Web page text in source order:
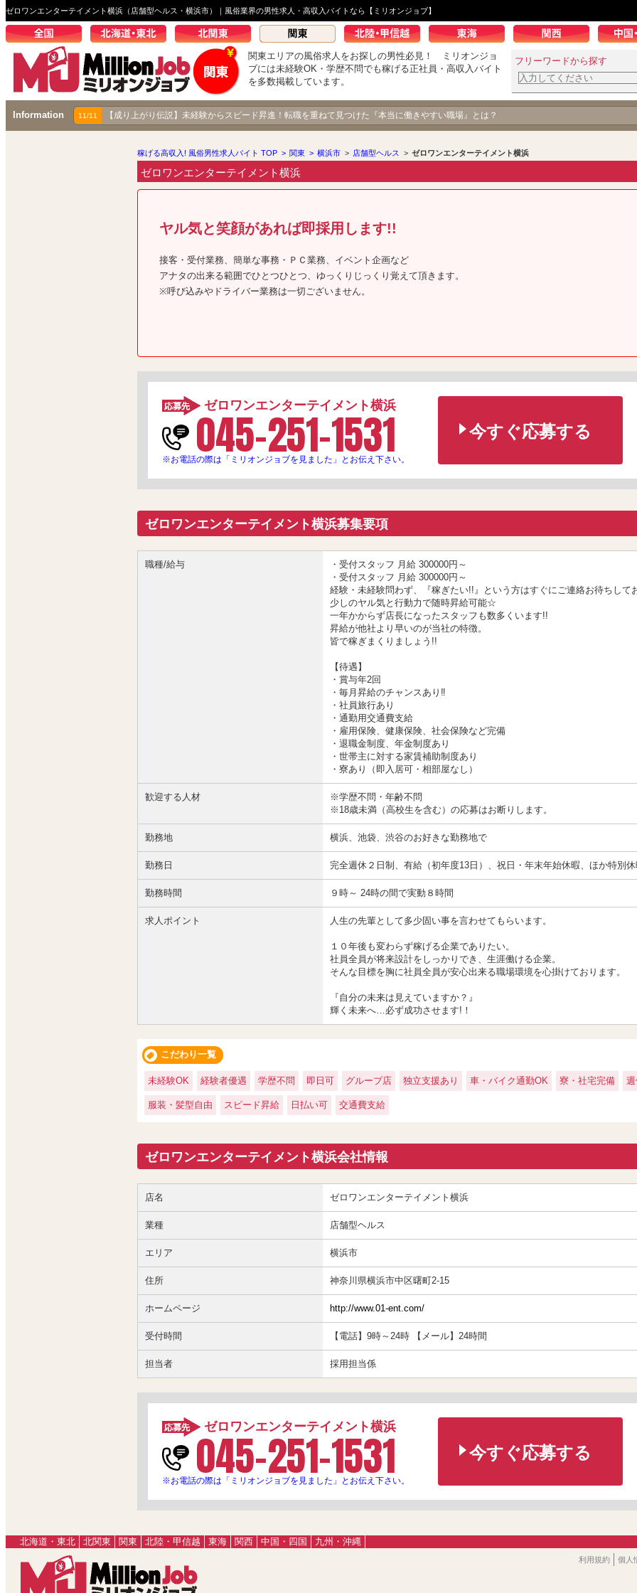
ゼロワンエンターテイメント横浜（店舗型ヘルス・横浜市）｜風俗業界の男性求人・高収入バイトなら【ミリオンジョブ】
関東エリアの風俗求人をお探しの男性必見！ ミリオンジョ
ブには未経験OK・学歴不問でも稼げる正社員・高収入バイト
を多数掲載しています。
フリーワードから探す
Information 11/11 【成り上がり伝説】未経験からスピード昇進！転職を重ねて見つけた『本当に働きやすい職場』とは？
稼げる高収入! 風俗男性求人バイト TOP > 関東 > 横浜市 > 店舗型ヘルス > ゼロワンエンターテイメント横浜
ゼロワンエンターテイメント横浜
ヤル気と笑顔があれば即採用します!!
接客・受付業務、簡単な事務・ＰＣ業務、イベント企画など
アナタの出来る範囲でひとつひとつ、ゆっくりじっくり覚えて頂きます。
※呼び込みやドライバー業務は一切ございません。
ゼロワンエンターテイメント横浜
045-251-1531
※お電話の際は「ミリオンジョブを見ました」とお伝え下さい。
今すぐ応募する
ゼロワンエンターテイメント横浜募集要項
職種/給与
・受付スタッフ 月給 300000円～
・受付スタッフ 月給 300000円～
経験・未経験問わず、『稼ぎたい!!』という方はすぐにご連絡お待ちして
少しのヤル気と行動力で随時昇給可能☆
一年かからず店長になったスタッフも数多くいます!!
昇給が他社より早いのが当社の特徴。
皆で稼ぎまくりましょう!!
【待遇】
・賞与年2回
・毎月昇給のチャンスあり‼
・社員旅行あり
・通勤用交通費支給
・雇用保険、健康保険、社会保険など完備
・退職金制度、年金制度あり
・世帯主に対する家賃補助制度あり
・寮あり（即入居可・相部屋なし）
歓迎する人材
※学歴不問・年齢不問
※18歳未満（高校生を含む）の応募はお断りします。
勤務地 横浜、池袋、渋谷のお好きな勤務地で
勤務日 完全週休２日制、有給（初年度13日）、祝日・年末年始休暇、ほか特別
勤務時間 ９時～ 24時の間で実動８時間
求人ポイント 人生の先輩として多少固い事を言わせてもらいます。
１０年後も変わらず稼げる企業でありたい。
社員全員が将来設計をしっかりでき、生涯働ける企業。
そんな目標を胸に社員全員が安心出来る職場環境を心掛けております。
『自分の未来は見えていますか？』
輝く未来へ…必ず成功させます!！
こだわり一覧
未経験OK 経験者優遇 学歴不問 即日可 グループ店 独立支援あり 車・バイク通勤OK 寮・社宅完備
服装・髪型自由 スピード昇給 日払い可 交通費支給
ゼロワンエンターテイメント横浜会社情報
店名 ゼロワンエンターテイメント横浜
業種 店舗型ヘルス
エリア 横浜市
住所 神奈川県横浜市中区曙町2-15
ホームページ http://www.01-ent.com/
受付時間 【電話】9時～24時 【メール】24時間
担当者 採用担当係
ゼロワンエンターテイメント横浜
045-251-1531
※お電話の際は「ミリオンジョブを見ました」とお伝え下さい。
今すぐ応募する
北海道・東北 北関東 関東 北陸・甲信越 東海 関西 中国・四国 九州・沖縄
利用規約 個人